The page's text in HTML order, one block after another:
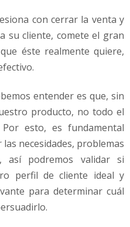
con cerrar la venta y
su cliente, comete el gran
éste realmente quiere,
entender es que, sin
producto, no todo el
esto, es fundamental
necesidades, problemas
así podremos validar si
perfil de cliente ideal y
para determinar cuál